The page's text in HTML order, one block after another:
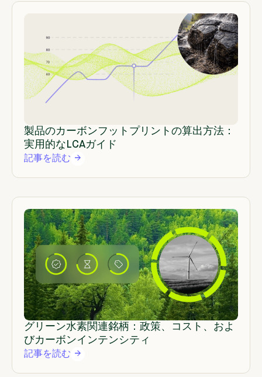
製品のカーボンフットプリントの算出方法：
実用的なLCAガイド
記事を読む
グリーン水素関連銘柄：政策、コスト、およ
びカーボンインテンシティ
記事を読む